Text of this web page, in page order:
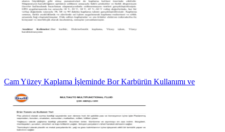
Cam Yüzey Kaplama İşleminde Bor Karbürün Kullanımı ve